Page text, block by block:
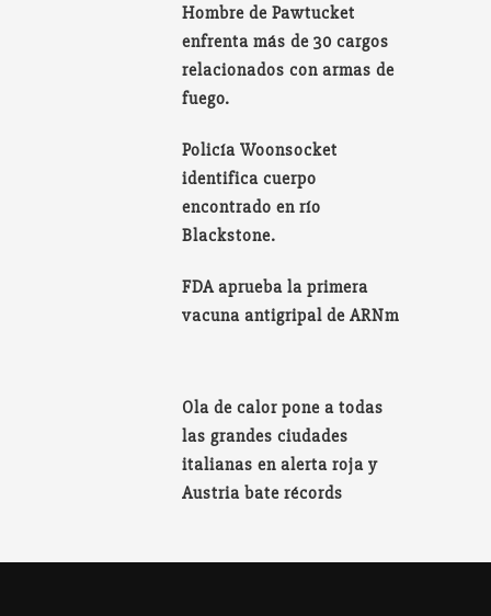
Hombre de Pawtucket
enfrenta más de 30 cargos
relacionados con armas de
fuego.
Policía Woonsocket
identifica cuerpo
encontrado en río
Blackstone.
FDA aprueba la primera
vacuna antigripal de ARNm
Ola de calor pone a todas
las grandes ciudades
italianas en alerta roja y
Austria bate récords